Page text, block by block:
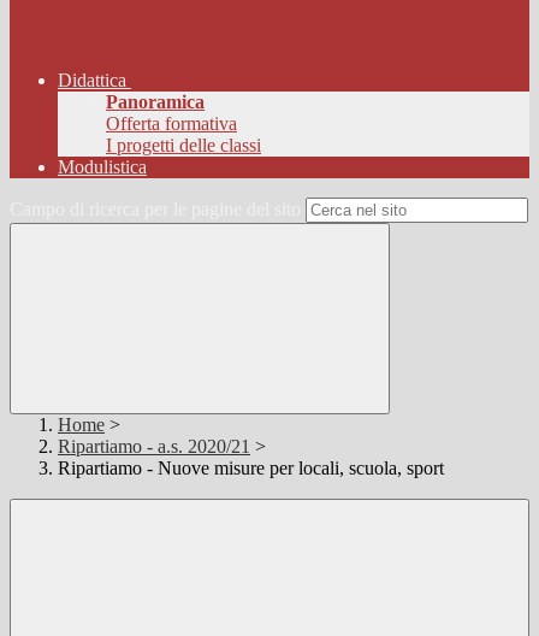
Didattica
Panoramica
Offerta formativa
I progetti delle classi
Modulistica
Home >
Ripartiamo - a.s. 2020/21 >
Ripartiamo - Nuove misure per locali, scuola, sport